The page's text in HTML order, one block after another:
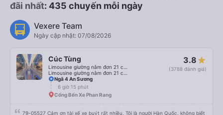
đãi nhất: 435 chuyến mỗi ngày
Vexere Team
Ngày cập nhật: 07/08/2026
Cúc Tùng 3.8
(3788 đánh giá)
Ngã 4 An Sương
6 giờ 15 phút
Cổng Bến Xe Phan Rang
79-05527 Cảm ơn tài xế xe buýt rất nhiều. Tôi là người Hàn Quốc, không biết